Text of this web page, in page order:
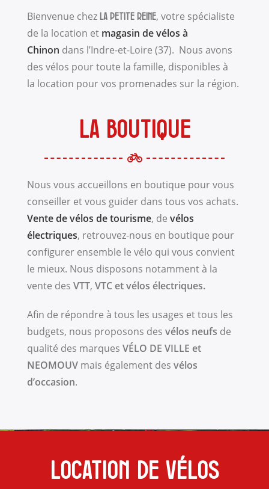
Bienvenue chez La Petite Reine, votre spécialiste
de la location et magasin de vélos à
Chinon dans l’Indre-et-Loire (37). Nous avons
des vélos pour toute la famille, disponibles à
la location pour vos promenades sur la région.
La boutique
Nous vous accueillons en boutique pour vous
conseiller et vous guider dans tous vos achats.
Vente de vélos de tourisme, de vélos
électriques, retrouvez-nous en boutique pour
configurer ensemble le vélo qui vous convient
le mieux. Nous disposons notamment à la
vente des VTT, VTC etvélos électriques.
Afin de répondre à tous les usages et tous les
budgets, nous proposons des vélos neufs de
qualité des marques VÉLO DE VILLE et
NEOMOUVmais également des vélos
d’occasion.
Location de vélos